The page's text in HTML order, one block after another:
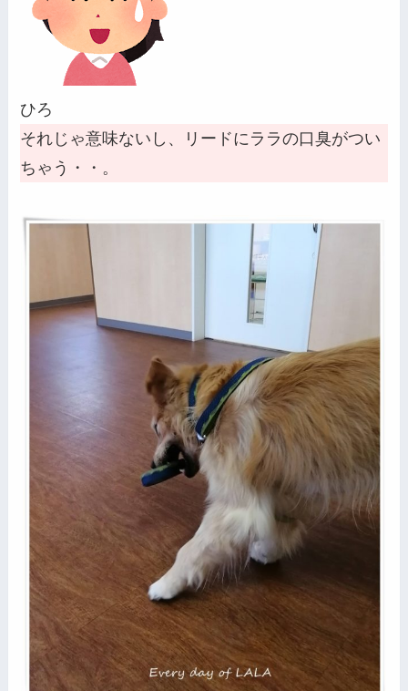
ひろ
それじゃ意味ないし、リードにララの口臭がつい
ちゃう・・。